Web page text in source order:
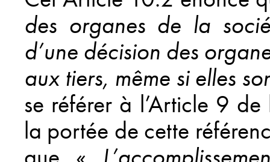
des organes de la
d’une décision des
aux tiers, même si elles
se référer à l’Article 9
la portée de cette